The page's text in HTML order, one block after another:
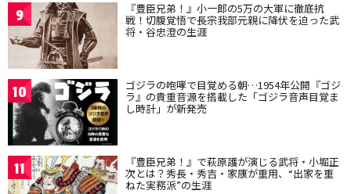
9 『豊臣兄弟！』小一郎の5万の大軍に徹底抗
戦！切腹覚悟で長宗我部元親に降伏を迫った武
将・谷忠澄の生涯
10 ゴジラの咆哮で目覚める朝…1954年公開『ゴジ
ラ』の貴重音源を搭載した「ゴジラ音声目覚ま
し時計」が新発売
11 『豊臣兄弟！』で萩原護が演じる武将・小堀正
次とは？秀長・秀吉・家康が重用、“出家を重
ねた実務派”の生涯